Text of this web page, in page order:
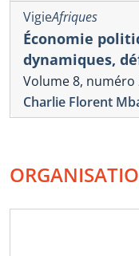
VigieAfriques
Économie
dynamiques,
Volume 8, numéro
Charlie Florent